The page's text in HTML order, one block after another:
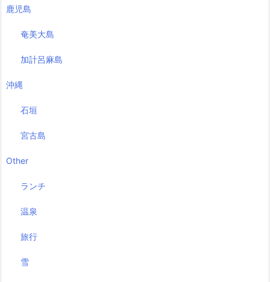
鹿児島
奄美大島
加計呂麻島
沖縄
石垣
宮古島
Other
ランチ
温泉
旅行
雪